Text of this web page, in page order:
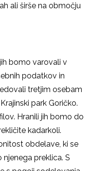
ali širše na območju
bomo varovali v
podatkov in
tretjim osebam
park Goričko.
Hranili jih bomo do
kadarkoli.
obdelave, ki se
preklica. S